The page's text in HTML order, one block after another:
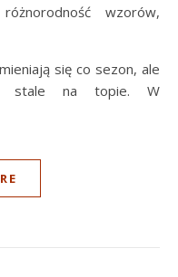
wzorów,
się co sezon, ale
stale na topie. W